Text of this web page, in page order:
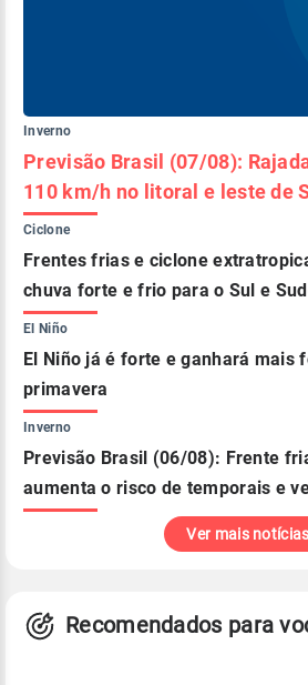
Inverno
Previsão Brasil (07/08):
110 km/h no litoral e leste de
Ciclone
Frentes frias e ciclone
chuva forte e frio para o Sul e
El Niño
El Niño já é forte e ganhará mais
primavera
Inverno
Previsão Brasil (06/08): Frente
aumenta o risco de temporais e
Ver mais notícias
Recomendados para